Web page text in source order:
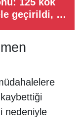
geçirildi, 1
nedeniyle